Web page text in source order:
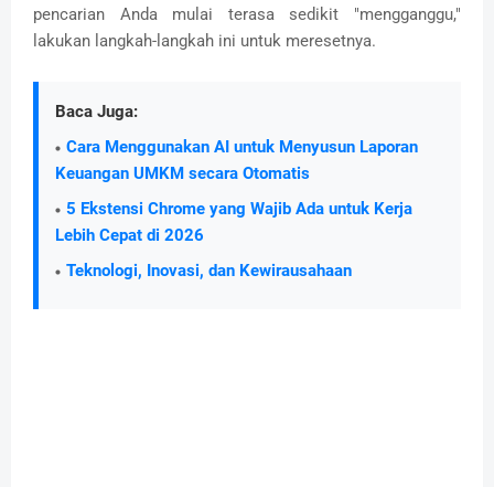
pencarian Anda mulai terasa sedikit "mengganggu,"
lakukan langkah-langkah ini untuk meresetnya.
Baca Juga:
Cara Menggunakan AI untuk Menyusun Laporan
Keuangan UMKM secara Otomatis
5 Ekstensi Chrome yang Wajib Ada untuk Kerja
Lebih Cepat di 2026
Teknologi, Inovasi, dan Kewirausahaan